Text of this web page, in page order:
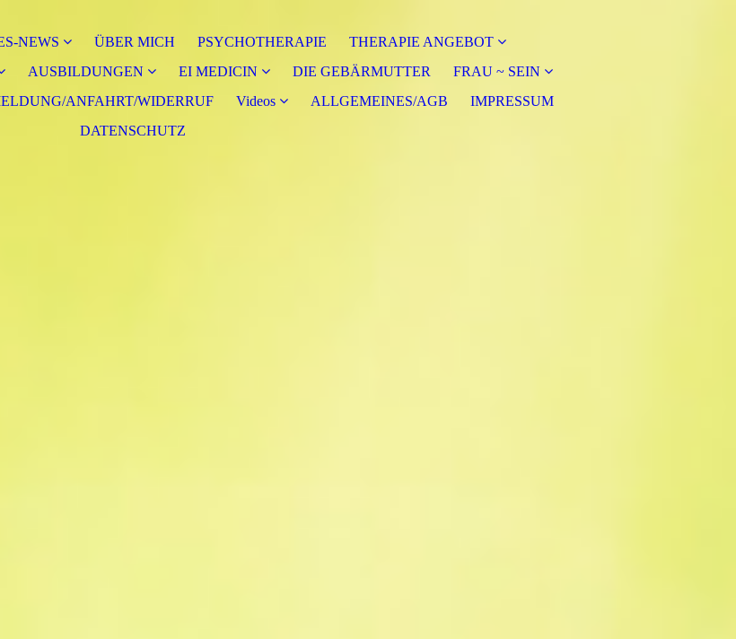
NEWS ÜBER MICH PSYCHOTHERAPIE
THERAPIE ANGEBOT
AUSBILDUNGEN EI MEDICIN DIE GEBÄRMUTTER
FRAU ~ SEIN
ANFAHRT/WIDERRUF Videos ALLGEMEINES/AGB
IMPRESSUM
DATENSCHUTZ